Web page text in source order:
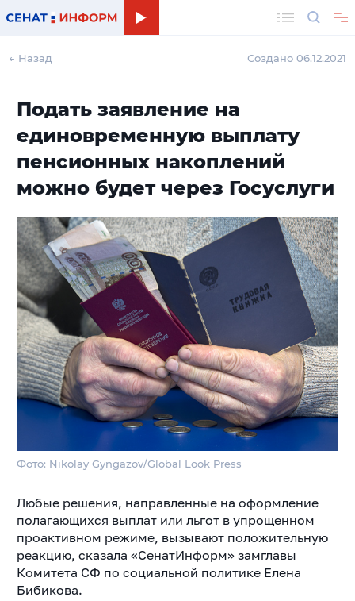
← Назад Создано 06.12.2021
Подать заявление на
единовременную выплату
пенсионных накоплений
можно будет через Госуслуги
Фото: Nikolay Gyngazov/Global Look Press
Любые решения, направленные на оформление
полагающихся выплат или льгот в упрощенном
проактивном режиме, вызывают положительную
реакцию, сказала «СенатИнформ» замглавы
Комитета СФ по социальной политике Елена
Бибикова.